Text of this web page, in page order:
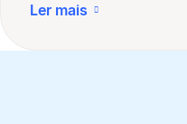
Ler mais